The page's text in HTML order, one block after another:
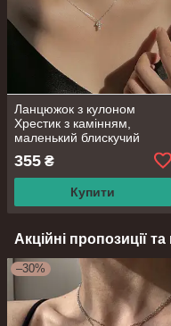
Ланцюжок з кулоном
Хрестик з камінням,
маленький блискучий
хрестик, срібне покриття
925 проби, довжина 40+5
см
355 ₴
Купити
Акційні пропозиції
–30%